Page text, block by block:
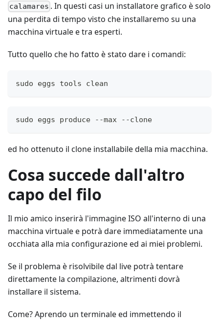
calamares . In questi casi un installatore grafico è solo
una perdita di tempo visto che installaremo su una
macchina virtuale e tra esperti.
Tutto quello che ho fatto è stato dare i comandi:
sudo eggs tools clean
sudo eggs produce --max --clone
ed ho ottenuto il clone installabile della mia macchina.
Cosa succede dall'altro
capo del filo
Il mio amico inserirà l'immagine ISO all'interno di una
macchina virtuale e potrà dare immediatamente una
occhiata alla mia configurazione ed ai miei problemi.
Se il problema è risolvibile dal live potrà tentare
direttamente la compilazione, altrimenti dovrà
installare il sistema.
Come? Aprendo un terminale ed immettendo il